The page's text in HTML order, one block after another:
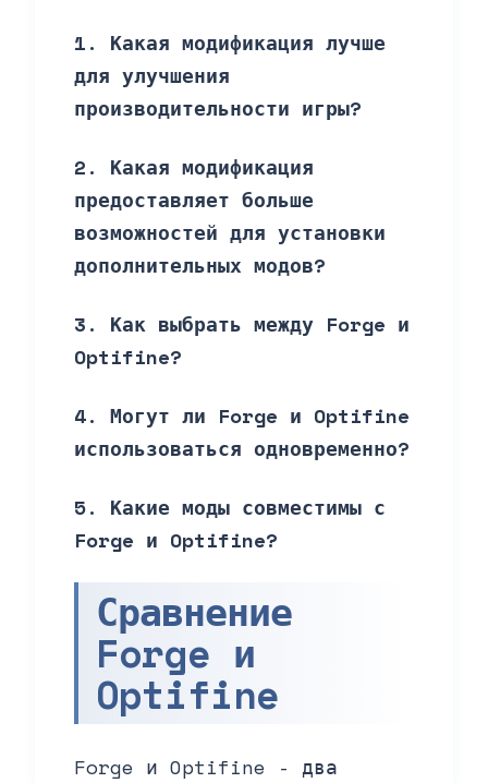
1. Какая модификация лучше
для улучшения
производительности игры?
2. Какая модификация
предоставляет больше
возможностей для установки
дополнительных модов?
3. Как выбрать между Forge и
Optifine?
4. Могут ли Forge и Optifine
использоваться одновременно?
5. Какие моды совместимы с
Forge и Optifine?
Сравнение
Forge и
Optifine
Forge и Optifine - два